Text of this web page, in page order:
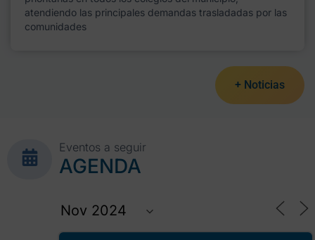
atendiendo las principales demandas trasladadas por las
comunidades
+ Noticias
Eventos a seguir
AGENDA